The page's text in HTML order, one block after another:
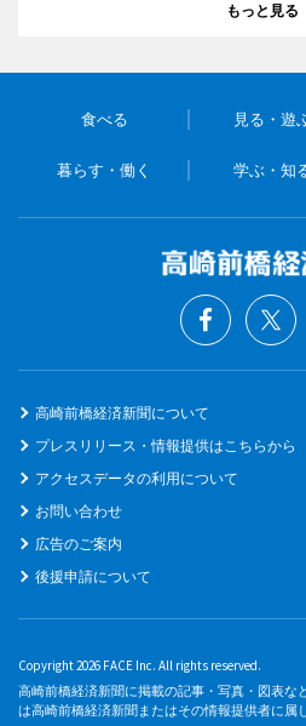
もっと見る
食べる 見る・遊
暮らす・働く 学ぶ・知
高崎前橋経済新聞について
プレスリリース・情報提供はこちらから
アクセスデータの利用について
お問い合わせ
広告のご案内
後援申請について
Copyright 2026 FACE Inc. All rights reserved.
高崎前橋経済新聞に掲載の記事・写真・図表な
は高崎前橋経済新聞またはその情報提供者に属